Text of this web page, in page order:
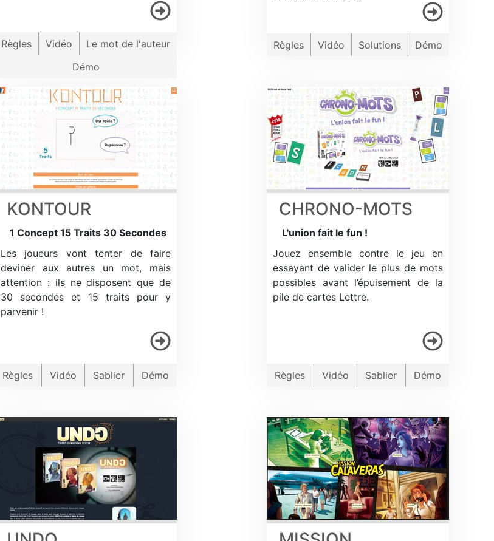
Règles Vidéo
Le mot de l'auteur
Démo
Règles Vidéo Solutions Démo
KONTOUR
1 Concept 15 Traits 30 Secondes
Les joueurs vont tenter de faire
deviner aux autres un mot, mais
attention : ils ne disposent que de
30 secondes et 15 traits pour y
parvenir !
Règles Vidéo Sablier Démo
CHRONO-MOTS
L'union fait le fun !
Jouez ensemble contre le jeu en
essayant de valider le plus de mots
possibles avant l’épuisement de la
pile de cartes Lettre.
Règles Vidéo Sablier Démo